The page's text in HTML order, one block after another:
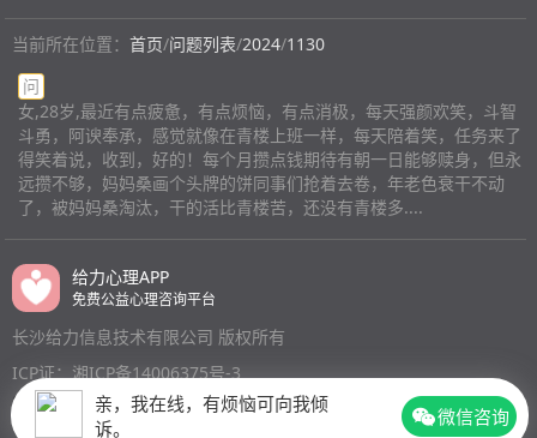
亲，我在线，有烦恼可向我倾
诉。
微信咨询
实不可以工作，每个人症状不一样，我爸妈也不带我去医
我22了我也有自己的想法啊，她们自己的混的不好，她们
就觉得我吃用住她们的就得听他们的，唉，我觉得活着好
累死了又没人理解觉得不甘心，活着真的不错了，痛苦有
谁懂啊还得自己忍住，强迫思维焦虑抑郁起来又能怎样，
当前所在位置： 首页/问题列表/2024/1130
问
女,28岁,最近有点疲惫，有点烦恼，有点消极，每天强颜欢笑，斗智
斗勇，阿谀奉承，感觉就像在青楼上班一样，每天陪着笑，任务来了
得笑着说，收到，好的！每个月攒点钱期待有朝一日能够赎身，但永
远攒不够，妈妈桑画个头牌的饼同事们抢着去卷，年老色衰干不动
了，被妈妈桑淘汰，干的活比青楼苦，还没有青楼多....
给力心理APP
免费公益心理咨询平台
长沙给力信息技术有限公司 版权所有
ICP证：湘ICP备14006375号-3